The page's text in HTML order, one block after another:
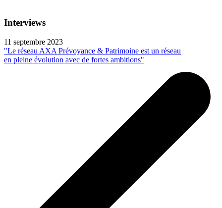
Interviews
11 septembre 2023
"Le réseau AXA Prévoyance & Patrimoine est un réseau
en pleine évolution avec de fortes ambitions"